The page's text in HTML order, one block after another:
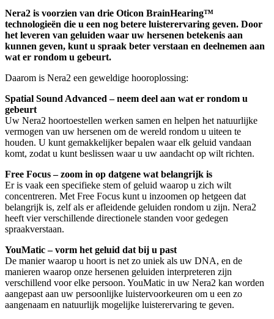
Nera2 is voorzien van drie Oticon BrainHearing™
technologieën die u een nog betere luisterervaring geven. Door
het leveren van geluiden waar uw hersenen betekenis aan
kunnen geven, kunt u spraak beter verstaan en deelnemen aan
wat er rondom u gebeurt.
Daarom is Nera2 een geweldige hooroplossing:
Spatial Sound Advanced – neem deel aan wat er rondom u
gebeurt
Uw Nera2 hoortoestellen werken samen en helpen het natuurlijke
vermogen van uw hersenen om de wereld rondom u uiteen te
houden. U kunt gemakkelijker bepalen waar elk geluid vandaan
komt, zodat u kunt beslissen waar u uw aandacht op wilt richten.
Free Focus – zoom in op datgene wat belangrijk is
Er is vaak een specifieke stem of geluid waarop u zich wilt
concentreren. Met Free Focus kunt u inzoomen op hetgeen dat
belangrijk is, zelf als er afleidende geluiden rondom u zijn. Nera2
heeft vier verschillende directionele standen voor gedegen
spraakverstaan.
YouMatic – vorm het geluid dat bij u past
De manier waarop u hoort is net zo uniek als uw DNA, en de
manieren waarop onze hersenen geluiden interpreteren zijn
verschillend voor elke persoon. YouMatic in uw Nera2 kan worden
aangepast aan uw persoonlijke luistervoorkeuren om u een zo
aangenaam en natuurlijk mogelijke luisterervaring te geven.